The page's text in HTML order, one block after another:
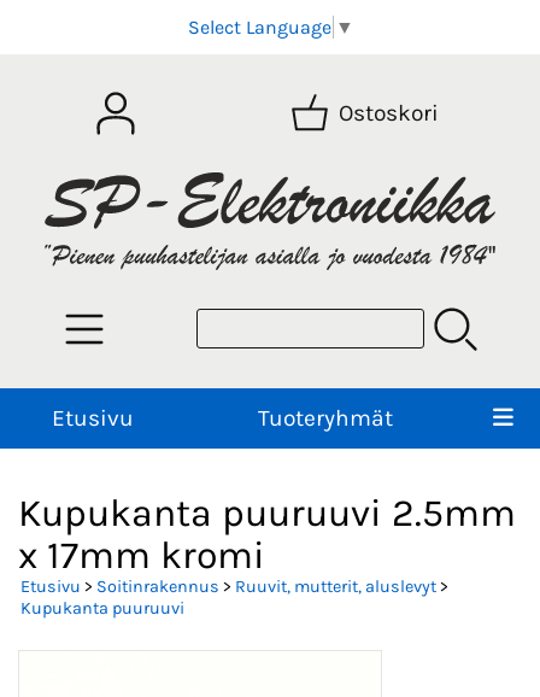
Select Language ▼
Ostoskori
Etusivu Tuoteryhmät
Kupukanta puuruuvi 2.5mm
x 17mm kromi
Etusivu > Soitinrakennus > Ruuvit, mutterit, aluslevyt>
Kupukanta puuruuvi